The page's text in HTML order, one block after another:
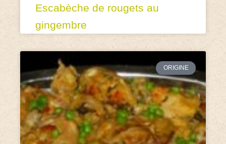
Escabèche de rougets au
gingembre
ORIGINE